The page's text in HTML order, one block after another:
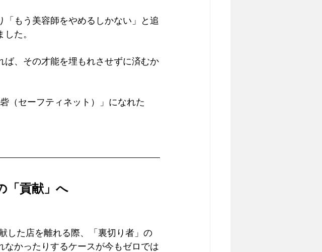
もう美容師をやめるしかない」と追
た。
、その才能を埋もれさせずに済むか
「貢献」へ
した店を離れる際、「裏切り者」の
かったりするケースが今もゼロでは